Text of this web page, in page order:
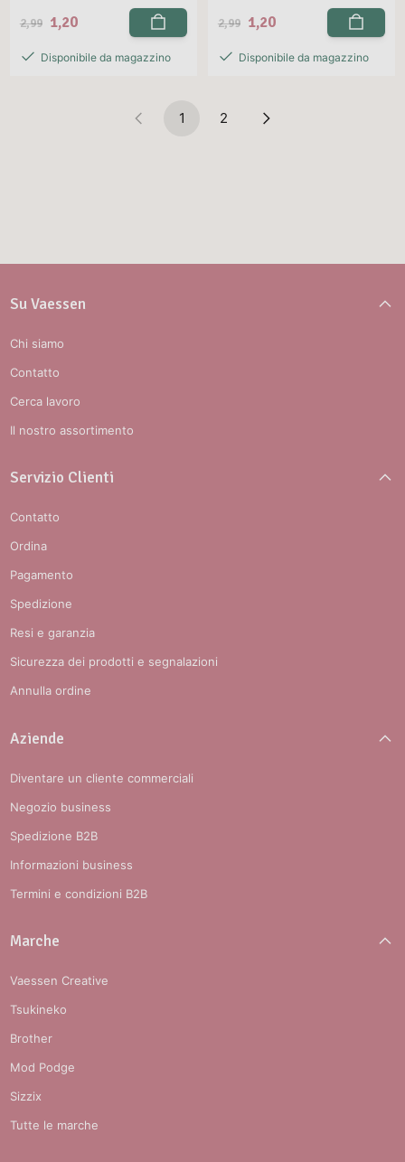
2,99 1,20
Disponibile da magazzino
2,99 1,20
Disponibile da magazzino
1 2
Su Vaessen
Chi siamo
Contatto
Cerca lavoro
Il nostro assortimento
Servizio Clienti
Contatto
Ordina
Pagamento
Spedizione
Resi e garanzia
Sicurezza dei prodotti e segnalazioni
Annulla ordine
Aziende
Diventare un cliente commerciali
Negozio business
Spedizione B2B
Informazioni business
Termini e condizioni B2B
Marche
Vaessen Creative
Tsukineko
Brother
Mod Podge
Sizzix
Tutte le marche